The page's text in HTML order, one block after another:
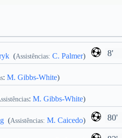
8'
(Assistências: C. Palmer)
: M. Gibbs-White)
: M. Gibbs-White)
80'
(Assistências: M. Caicedo)